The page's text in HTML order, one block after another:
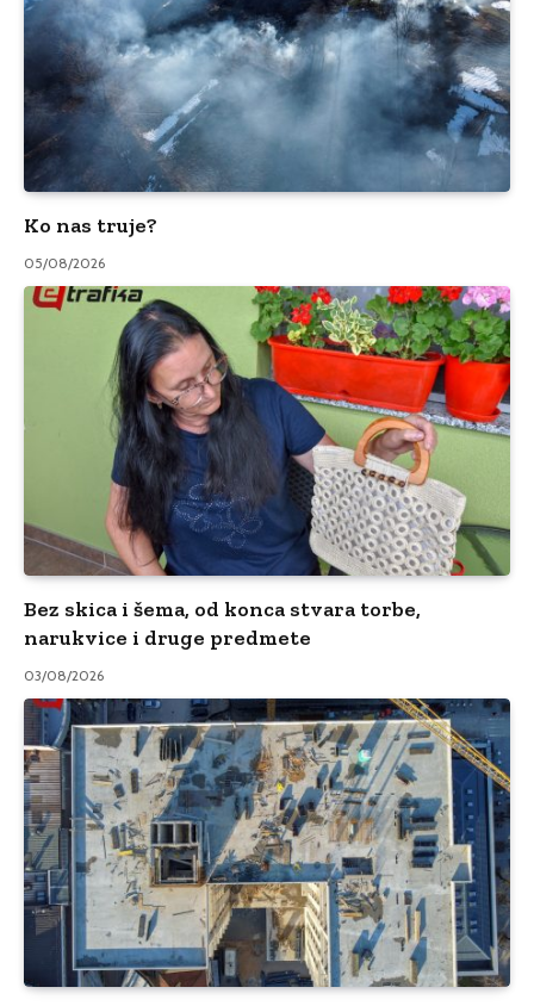
Ko nas truje?
05/08/2026
Bez skica i šema, od konca stvara torbe,
narukvice i druge predmete
03/08/2026